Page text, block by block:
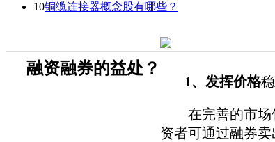
10铜缆连接器概念股有哪些？
融资融券的益处？
1、发挥价格
在完善的市场体
资者可通过融券